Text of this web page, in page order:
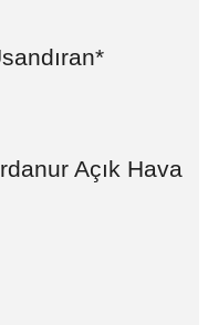
Açık Hava